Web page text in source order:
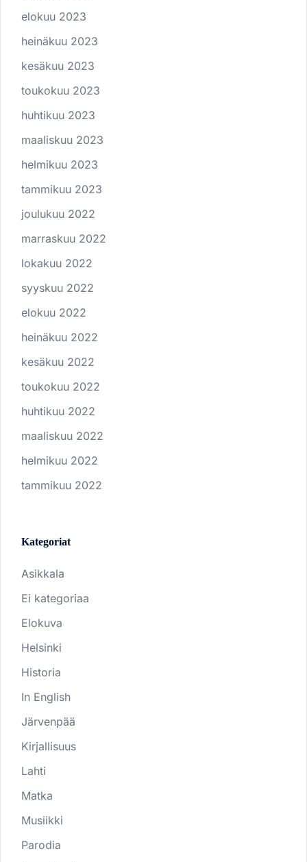
elokuu 2023
heinäkuu 2023
kesäkuu 2023
toukokuu 2023
huhtikuu 2023
maaliskuu 2023
helmikuu 2023
tammikuu 2023
joulukuu 2022
marraskuu 2022
lokakuu 2022
syyskuu 2022
elokuu 2022
heinäkuu 2022
kesäkuu 2022
toukokuu 2022
huhtikuu 2022
maaliskuu 2022
helmikuu 2022
tammikuu 2022
Kategoriat
Asikkala
Ei kategoriaa
Elokuva
Helsinki
Historia
In English
Järvenpää
Kirjallisuus
Lahti
Matka
Musiikki
Parodia